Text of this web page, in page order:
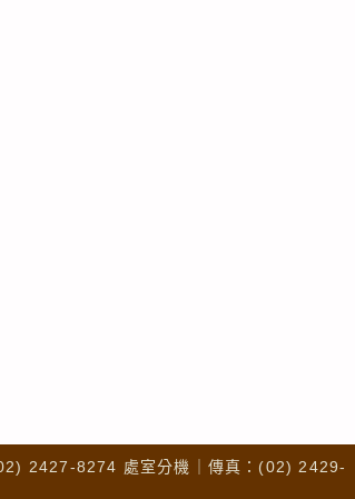
2427-8274 處室分機｜傳真：(02) 2429-